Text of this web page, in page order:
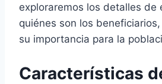
exploraremos los detalles de
quiénes son los
su importancia para la
Características